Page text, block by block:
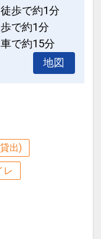
歩で約1分
で約1分
で約15分
地図
出)
レ